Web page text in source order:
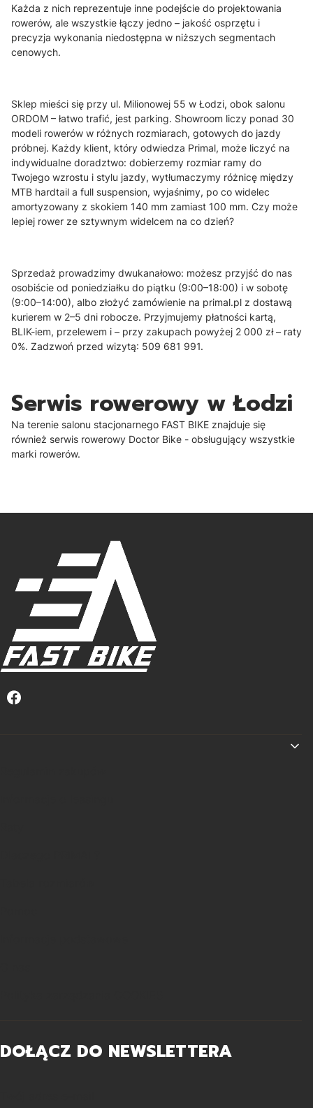
Każda z nich reprezentuje inne podejście do projektowania
rowerów, ale wszystkie łączy jedno – jakość osprzętu i
precyzja wykonania niedostępna w niższych segmentach
cenowych.
Sklep mieści się przy ul. Milionowej 55 w Łodzi, obok salonu
ORDOM – łatwo trafić, jest parking. Showroom liczy ponad 30
modeli rowerów w różnych rozmiarach, gotowych do jazdy
próbnej. Każdy klient, który odwiedza Primal, może liczyć na
indywidualne doradztwo: dobierzemy rozmiar ramy do
Twojego wzrostu i stylu jazdy, wytłumaczymy różnicę między
MTB hardtail a full suspension, wyjaśnimy, po co widelec
amortyzowany z skokiem 140 mm zamiast 100 mm. Czy może
lepiej rower ze sztywnym widelcem na co dzień?
Sprzedaż prowadzimy dwukanałowo: możesz przyjść do nas
osobiście od poniedziałku do piątku (9:00–18:00) i w sobotę
(9:00–14:00), albo złożyć zamówienie na primal.pl z dostawą
kurierem w 2–5 dni robocze. Przyjmujemy płatności kartą,
BLIK-iem, przelewem i – przy zakupach powyżej 2 000 zł – raty
0%. Zadzwoń przed wizytą: 509 681 991.
Serwis rowerowy w Łodzi
Na terenie salonu stacjonarnego FAST BIKE znajduje się
również serwis rowerowy Doctor Bike - obsługujący wszystkie
marki rowerów.
DOŁĄCZ DO NEWSLETTERA